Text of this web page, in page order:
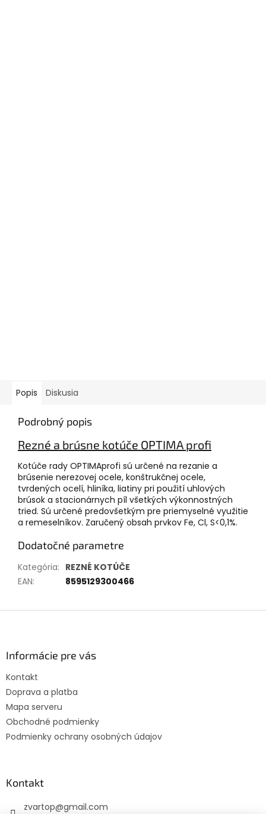
Popis Diskusia
Podrobný popis
Rezné a brúsne kotúče OPTIMA profi
Kotúče rady OPTIMAprofi sú určené na rezanie a
brúsenie nerezovej ocele, konštrukčnej ocele,
tvrdených ocelí, hliníka, liatiny pri použití uhlových
brúsok a stacionárnych píl všetkých výkonnostných
tried. Sú určené predovšetkým pre priemyselné využitie
a remeselníkov. Zaručený obsah prvkov Fe, Cl, S<0,1%.
Dodatočné parametre
Kategória: REZNÉ KOTÚČE
EAN: 8595129300466
Informácie pre vás
Kontakt
Doprava a platba
Mapa serveru
Obchodné podmienky
Podmienky ochrany osobných údajov
Kontakt
zvartop@gmail.com